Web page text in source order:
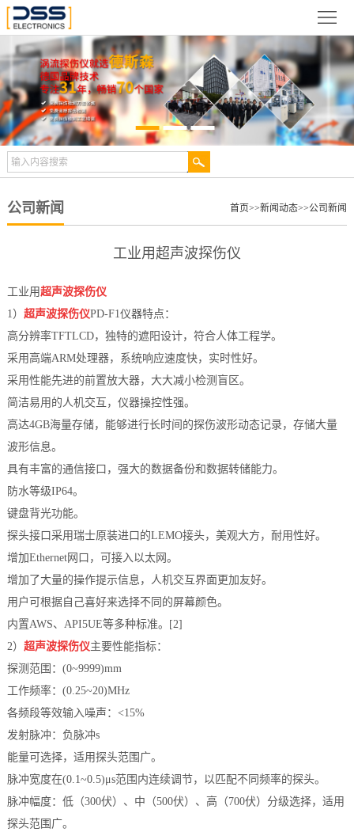
站
首
页
关
于
德
斯
新
闻
动
态
产
品
展
检
测
合
伴
中
心
术
文
档
服
务
与
支
持
联
系
德
斯
森
公司新闻 首页>>新闻动态>>公司新闻
工业用超声波探伤仪
工业用超声波探伤仪
1） 超声波探伤仪PD-F1仪器特点：
高分辨率TFTLCD，独特的遮阳设计，符合人体工程学。
采用高端ARM处理器，系统响应速度快，实时性好。
采用性能先进的前置放大器，大大减小检测盲区。
简洁易用的人机交互，仪器操控性强。
高达4GB海量存储，能够进行长时间的探伤波形动态记录，存储大量
波形信息。
具有丰富的通信接口，强大的数据备份和数据转储能力。
防水等级IP64。
键盘背光功能。
探头接口采用瑞士原装进口的LEMO接头，美观大方，耐用性好。
增加Ethernet网口，可接入以太网。
增加了大量的操作提示信息，人机交互界面更加友好。
用户可根据自己喜好来选择不同的屏幕颜色。
内置AWS、API5UE等多种标准。[2]
2） 超声波探伤仪主要性能指标：
探测范围：(0~9999)mm
工作频率：(0.25~20)MHz
各频段等效输入噪声：<15%
发射脉冲：负脉冲s
能量可选择，适用探头范围广。
脉冲宽度在(0.1~0.5)μs范围内连续调节，以匹配不同频率的探头。
脉冲幅度：低（300伏）、中（500伏）、高（700伏）分级选择，适用
探头范围广。